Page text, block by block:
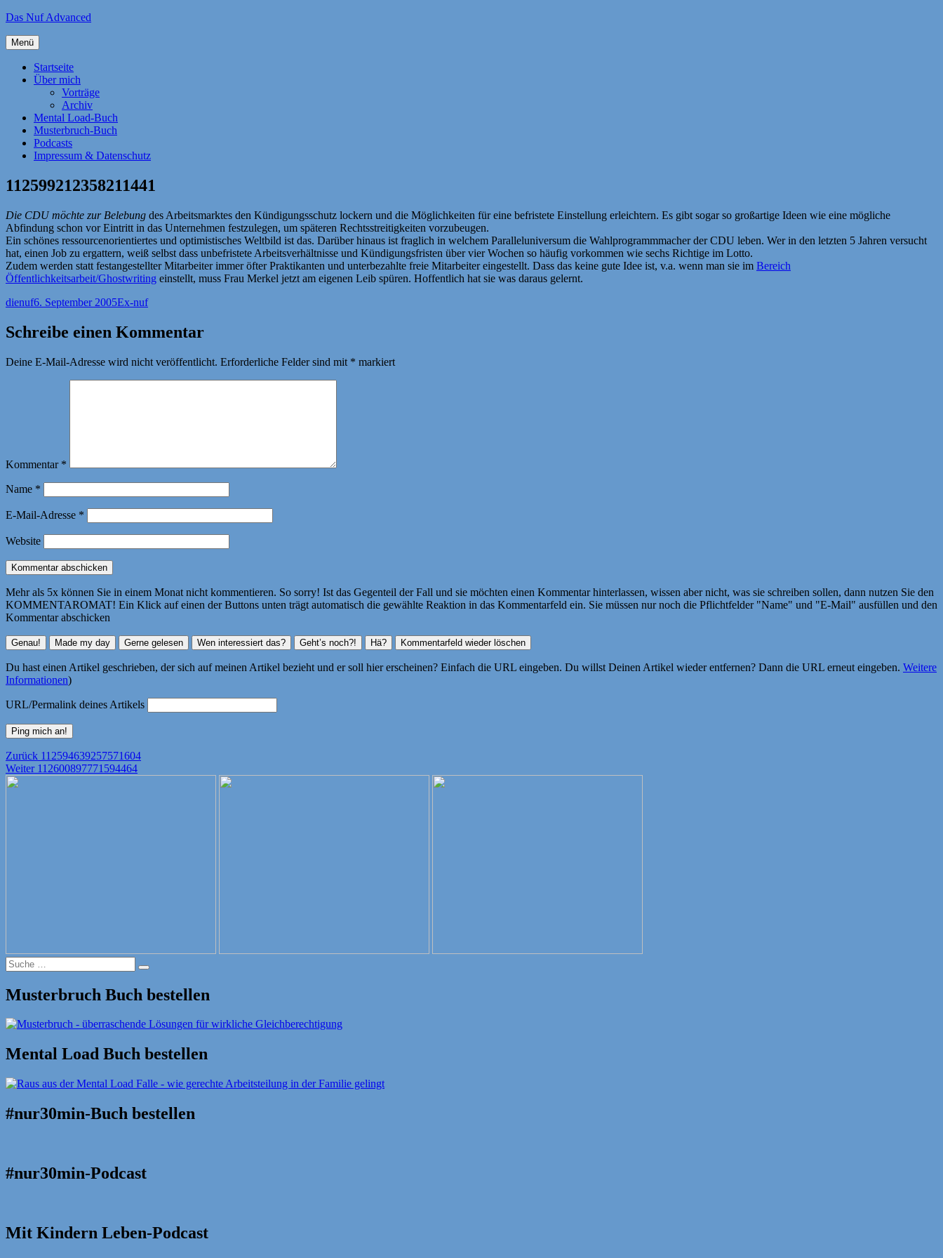
Zum
springen
Das Nuf Advanced
Menü
Startseite
Über mich
Vorträge
Archiv
Mental Load-Buch
Musterbruch-Buch
Podcasts
Impressum & Datenschutz
112599212358211441
Die CDU möchte zur Belebung des Arbeitsmarktes den Kündigungsschutz lockern und die Möglichkeiten für eine befristete Einstellung erleichtern. Es gibt sogar so großartige Ideen wie eine mögliche
Abfindung schon vor Eintritt in das Unternehmen festzulegen, um späteren Rechtsstreitigkeiten vorzubeugen.
Ein schönes ressourcenorientiertes und optimistisches Weltbild ist das. Darüber hinaus ist fraglich in welchem Paralleluniversum die Wahlprogrammmacher der CDU leben. Wer in den letzten 5 Jahren versucht
hat, einen Job zu ergattern, weiß selbst dass unbefristete Arbeitsverhältnisse und Kündigungsfristen über vier Wochen so häufig vorkommen wie sechs Richtige im Lotto.
Zudem werden statt festangestellter Mitarbeiter immer öfter Praktikanten und unterbezahlte freie Mitarbeiter eingestellt. Dass das keine gute Idee ist, v.a. wenn man sie im Bereich
Öffentlichkeitsarbeit/Ghostwriting einstellt, muss Frau Merkel jetzt am eigenen Leib spüren. Hoffentlich hat sie was daraus gelernt.
Autor
dienufVeröffentlicht
6. September 2005Kategorien
Ex-nuf
Schreibe einen Kommentar
Deine E-Mail-Adresse wird nicht veröffentlicht. Erforderliche Felder sind mit * markiert
Kommentar *
Name *
E-Mail-Adresse *
Website
Mehr als 5x können Sie in einem Monat nicht kommentieren. So sorry! Ist das Gegenteil der Fall und sie möchten einen Kommentar hinterlassen, wissen aber nicht, was sie schreiben sollen, dann nutzen Sie den
KOMMENTAROMAT! Ein Klick auf einen der Buttons unten trägt automatisch die gewählte Reaktion in das Kommentarfeld ein. Sie müssen nur noch die Pflichtfelder "Name" und "E-Mail" ausfüllen und den
Kommentar abschicken
Du hast einen Artikel geschrieben, der sich auf meinen Artikel bezieht und er soll hier erscheinen? Einfach die URL eingeben. Du willst Deinen Artikel wieder entfernen? Dann die URL erneut eingeben. Weitere
Informationen)
URL/Permalink deines Artikels
Beitragsnavigation
Zurück Vorheriger
Beitrag:
112594639257571604
Weiter Nächster
112600897771594464
Suche
nach:
Suche
Musterbruch Buch bestellen
Mental Load Buch bestellen
#nur30min-Buch bestellen
#nur30min-Podcast
Mit Kindern Leben-Podcast